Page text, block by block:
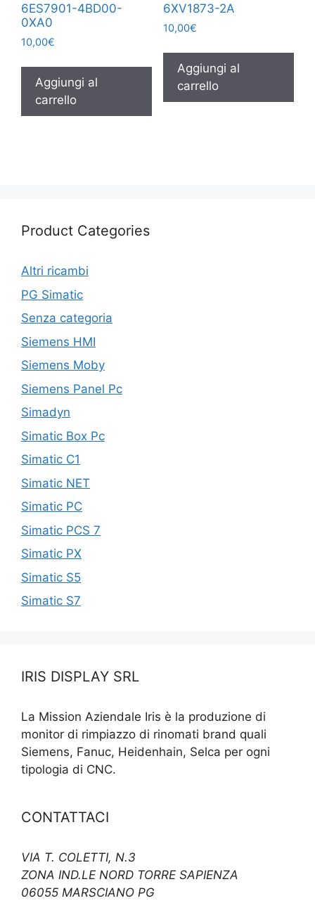
6ES7901-4BD00-
0XA0
10,00€
Aggiungi al
carrello
6XV1873-2A
10,00€
Aggiungi al
carrello
Product Categories
Altri ricambi
PG Simatic
Senza categoria
Siemens HMI
Siemens Moby
Siemens Panel Pc
Simadyn
Simatic Box Pc
Simatic C1
Simatic NET
Simatic PC
Simatic PCS 7
Simatic PX
Simatic S5
Simatic S7
IRIS DISPLAY SRL
La Mission Aziendale Iris è la produzione di
monitor di rimpiazzo di rinomati brand quali
Siemens, Fanuc, Heidenhain, Selca per ogni
tipologia di CNC.
CONTATTACI
VIA T. COLETTI, N.3
ZONA IND.LE NORD TORRE SAPIENZA
06055 MARSCIANO PG